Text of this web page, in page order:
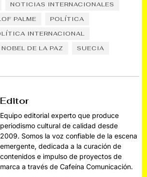
NOTICIAS INTERNACIONALES
PALME
POLÍTICA
INTERNACIONAL
DE LA PAZ
SUECIA
Editor
Equipo editorial experto que produce
periodismo cultural de calidad desde
2009. Somos la voz confiable de la escena
emergente, dedicada a la curación de
contenidos e impulso de proyectos de
marca a través de Cafeína Comunicación.